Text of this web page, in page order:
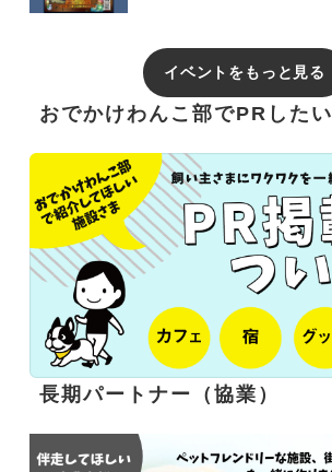
イベントをもっと見る
おでかけわんこ部でPRしたい
長期パートナー（協業）